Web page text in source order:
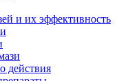
и их эффективность
действия